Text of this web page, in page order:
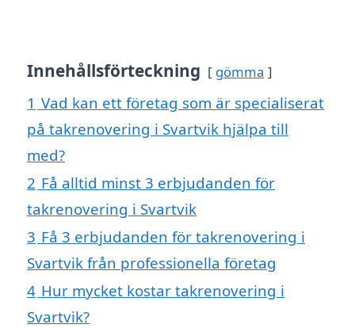
Innehållsförteckning gömma
1 Vad kan ett företag som är specialiserat
på takrenovering i Svartvik hjälpa till
med?
2 Få alltid minst 3 erbjudanden för
takrenovering i Svartvik
3 Få 3 erbjudanden för takrenovering i
Svartvik från professionella företag
4 Hur mycket kostar takrenovering i
Svartvik?